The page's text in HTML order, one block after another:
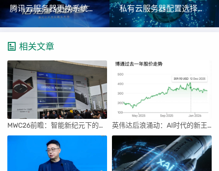
腾讯云服务器更换系统操作指南｜一键重装操作系统教程（腾讯云服务器如何更换操作系统？） 私有云服务器配置选择的关键因素与优化指南（私有云服务器选择配置的依据是什么？）
相关文章
MWC26前瞻：智能新纪元下的科技盛宴 英伟达后浪涌动：AI时代的新王者与隐忧